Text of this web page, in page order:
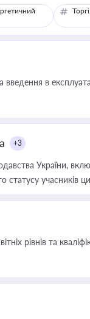
в
+3
України,
учасників
рівнів та